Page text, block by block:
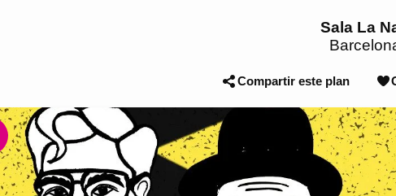
Sala La
Compartir este plan